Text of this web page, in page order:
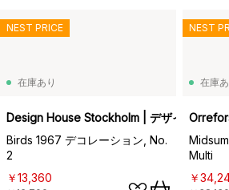
在庫あり
Design House Stockholm | デザインハウス
Birds 1967 デコレーション, No.
2
￥13,360
NEST PRICE
在庫
Multi
￥
NEST